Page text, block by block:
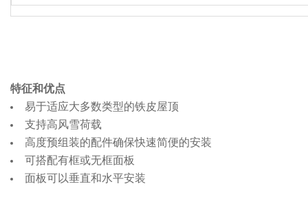
特征和优点
易于适应大多数类型的铁皮屋顶
支持高风雪荷载
高度预组装的配件确保快速简便的安装
可搭配有框或无框面板
面板可以垂直和水平安装